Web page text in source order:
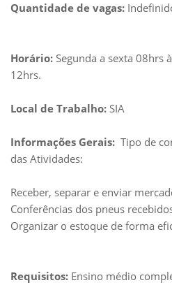
Quantidade de vagas:
Horário: Segunda a sexta 08hrs
12hrs.
Local de Trabalho: SIA
Informações Gerais: Tipo de
das Atividades:
Receber, separar e enviar
Conferências dos pneus
Organizar o estoque de forma
Requisitos: Ensino médio